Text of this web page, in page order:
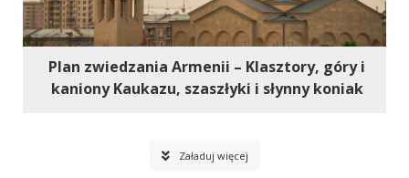
Plan zwiedzania Armenii – Klasztory, góry i
kaniony Kaukazu, szaszłyki i słynny koniak
Załaduj więcej